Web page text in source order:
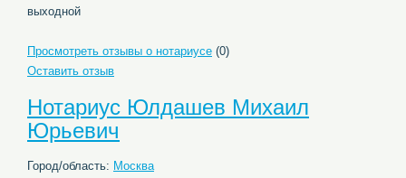
выходной
Просмотреть отзывы о нотариусе (0)
Оставить отзыв
Нотариус Юлдашев Михаил
Юрьевич
Город/область: Москва